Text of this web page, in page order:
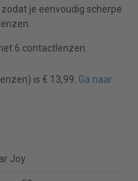
je eenvoudig scherpe
6 contactlenzen.
is € 13,99. Ga naar
Joy